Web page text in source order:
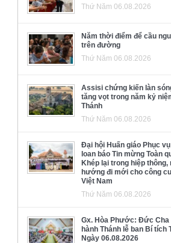
Thứ Năm 06.08.2026
Năm thời điểm để cầu
trên đường
Thứ Năm 06.08.2026
Assisi chứng kiến làn
tăng vọt trong năm kỷ
Thánh
Thứ Năm 06.08.2026
Đại hội Huấn giáo Phục
loan báo Tin mừng Toàn
Khép lại trong hiệp
hướng đi mới cho công
Việt Nam
Thứ Năm 06.08.2026
Gx. Hòa Phước: Đức
hành Thánh lễ ban Bí tích
Ngày 06.08.2026